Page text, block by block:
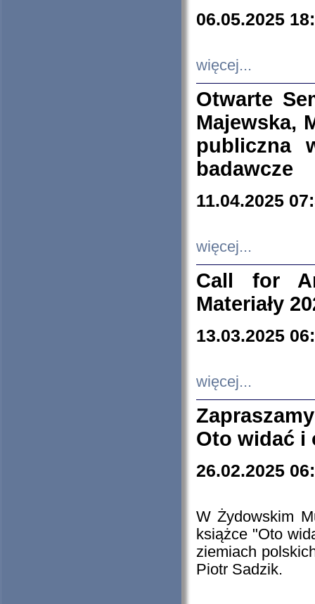
06.05.2025
więcej...
Otwarte
Majewska,
publiczna
badawcze
11.04.2025
więcej...
Call for
Materiały
13.03.2025
więcej...
Oto widać i
26.02.2025
W Żydowskim
książce "Oto
ziemiach
Piotr Sadzik.